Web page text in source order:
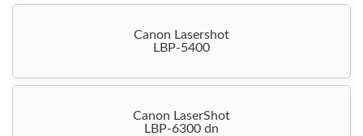
Canon Lasershot
LBP-5400
Canon LaserShot
LBP-6300 dn